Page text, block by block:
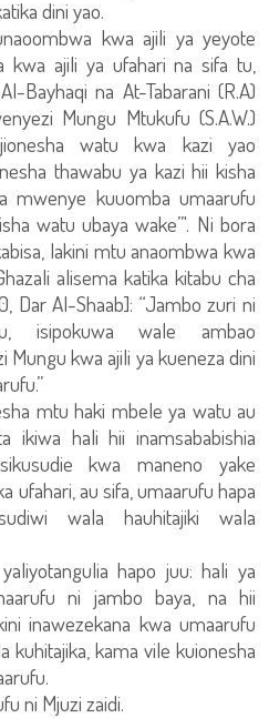
dini yao.
kwa ajili ya yeyote
kwa ajili ya ufahari na sifa tu,
Bayhaqi na At-Tabarani (R.A)
Mungu Mtukufu (S.A.W.)
watu kwa kazi yao
thawabu ya kazi hii kisha
mwenye kuuomba umaarufu
watu ubaya wake”'. Ni bora
lakini mtu anaombwa kwa
alisema katika kitabu cha
Dar Al-Shaab]: “Jambo zuri ni
isipokuwa wale ambao
kwa ajili ya kueneza dini
mtu haki mbele ya watu au
ikiwa hali hii inamsababishia
kwa maneno yake
ufahari, au sifa, umaarufu hapa
wala hauhitajiki wala
hapo juu: hali ya
ni jambo baya, na hii
inawezekana kwa umaarufu
kuhitajika, kama vile kuionesha
ni Mjuzi zaidi.